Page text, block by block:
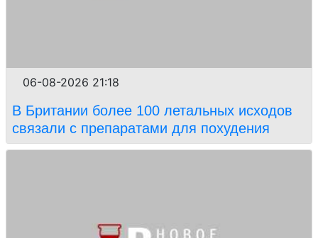
06-08-2026 21:18
В Британии более 100 летальных исходов
связали с препаратами для похудения